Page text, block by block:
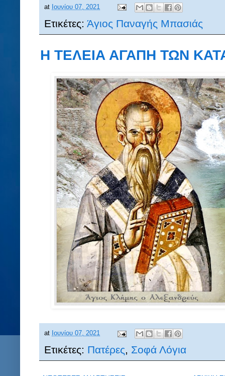
at Ιουνίου 07, 2021
Ετικέτες: Άγιος Παναγής Μπασιάς
Η ΤΕΛΕΙΑ ΑΓΑΠΗ ΤΩΝ
at Ιουνίου 07, 2021
Ετικέτες: Πατέρες, Σοφά Λόγια